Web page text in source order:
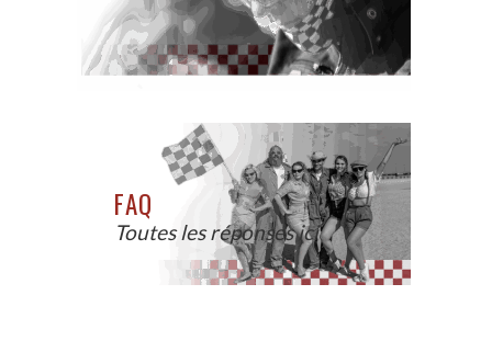
FAQ
Toutes les réponses ici